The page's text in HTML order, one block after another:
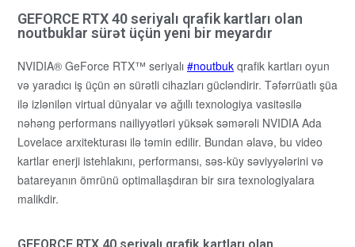
GEFORCE RTX 40 seriyalı qrafik kartları olan
noutbuklar sürət üçün yeni bir meyardır
NVIDIA® GeForce RTX™ seriyalı noutbuk qrafik kartları oyun
və yaradıcı iş üçün ən sürətli cihazları gücləndirir. Təfərrüatlı şüa
ilə izlənilən virtual dünyalar və ağıllı texnologiya vasitəsilə
nəhəng performans nailiyyətləri yüksək səmərəli NVIDIA Ada
Lovelace arxitekturası ilə təmin edilir. Bundan əlavə, bu video
kartlar enerji istehlakını, performansı, səs-küy səviyyələrini və
batareyanın ömrünü optimallaşdıran bir sıra texnologiyalara
malikdir.